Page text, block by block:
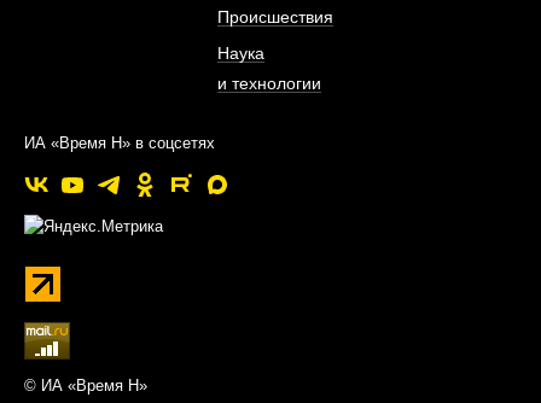
Происшествия
Наука
и технологии
ИА «Время Н» в соцсетях
© ИА «Время Н»